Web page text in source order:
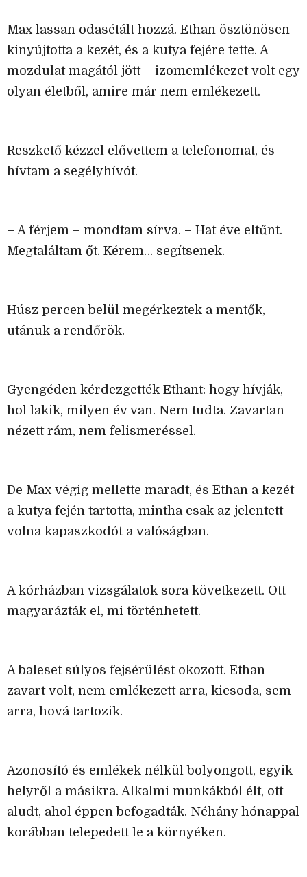
Max lassan odasétált hozzá. Ethan ösztönösen
kinyújtotta a kezét, és a kutya fejére tette. A
mozdulat magától jött – izomemlékezet volt egy
olyan életből, amire már nem emlékezett.
Reszkető kézzel elővettem a telefonomat, és
hívtam a segélyhívót.
– A férjem – mondtam sírva. – Hat éve eltűnt.
Megtaláltam őt. Kérem… segítsenek.
Húsz percen belül megérkeztek a mentők,
utánuk a rendőrök.
Gyengéden kérdezgették Ethant: hogy hívják,
hol lakik, milyen év van. Nem tudta. Zavartan
nézett rám, nem felismeréssel.
De Max végig mellette maradt, és Ethan a kezét
a kutya fején tartotta, mintha csak az jelentett
volna kapaszkodót a valóságban.
A kórházban vizsgálatok sora következett. Ott
magyarázták el, mi történhetett.
A baleset súlyos fejsérülést okozott. Ethan
zavart volt, nem emlékezett arra, kicsoda, sem
arra, hová tartozik.
Azonosító és emlékek nélkül bolyongott, egyik
helyről a másikra. Alkalmi munkákból élt, ott
aludt, ahol éppen befogadták. Néhány hónappal
korábban telepedett le a környéken.